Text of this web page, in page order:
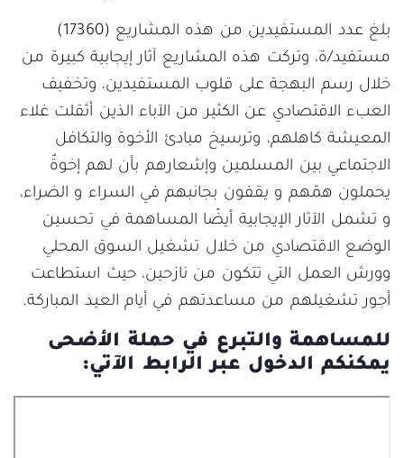
بلغ عدد المستفيدين من هذه المشاريع (17360)
مستفيد/ة، وتركت هذه المشاريع آثار إيجابية كبيرة من
خلال رسم البهجة على قلوب المستفيدين، وتخفيف
العبء الاقتصادي عن الكثير من الآباء الذين أثقلت غلاء
المعيشة كاهلهم، وترسيخ مبادئ الأخوة والتكافل
الاجتماعي بين المسلمين وإشعارهم بأن لهم إخوةٌ
يحملون همّهم و يقفون بجانبهم في السراء و الضراء،
و تشمل الآثار الإيجابية أيضًا المساهمة في تحسين
الوضع الاقتصادي من خلال تشغيل السوق المحلي
وورش العمل التي تتكون من نازحين، حيث استطاعت
أجور تشغيلهم من مساعدتهم في أيام العيد المباركة.
للمساهمة والتبرع في حملة الأضحى
يمكنكم الدخول عبر الرابط الآتي: